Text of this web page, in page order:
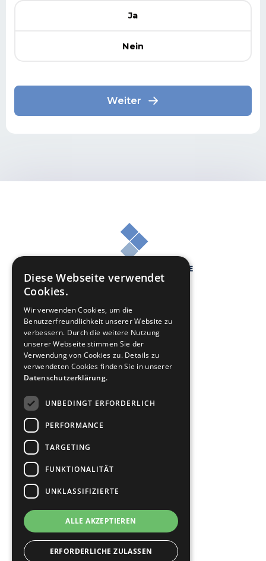
Online Casino Geld zurück
Sportwetten Geld zurück
Bildnachweise
© 2026 Staudt Rechtsanwälte
Diese Webseite verwendet
Cookies.
Wir verwenden Cookies, um die
Benutzerfreundlichkeit unserer Website zu
verbessern. Durch die weitere Nutzung
unserer Webseite stimmen Sie der
Verwendung von Cookies zu. Details zu
verwendeten Cookies finden Sie in unserer
Datenschutzerklärung.
UNBEDINGT ERFORDERLICH
PERFORMANCE
TARGETING
FUNKTIONALITÄT
UNKLASSIFIZIERTE
ALLE AKZEPTIEREN
ERFORDERLICHE ZULASSEN